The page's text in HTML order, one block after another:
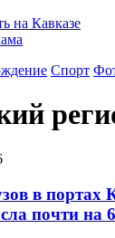
на Кавказе
Спорт
в портах
почти на